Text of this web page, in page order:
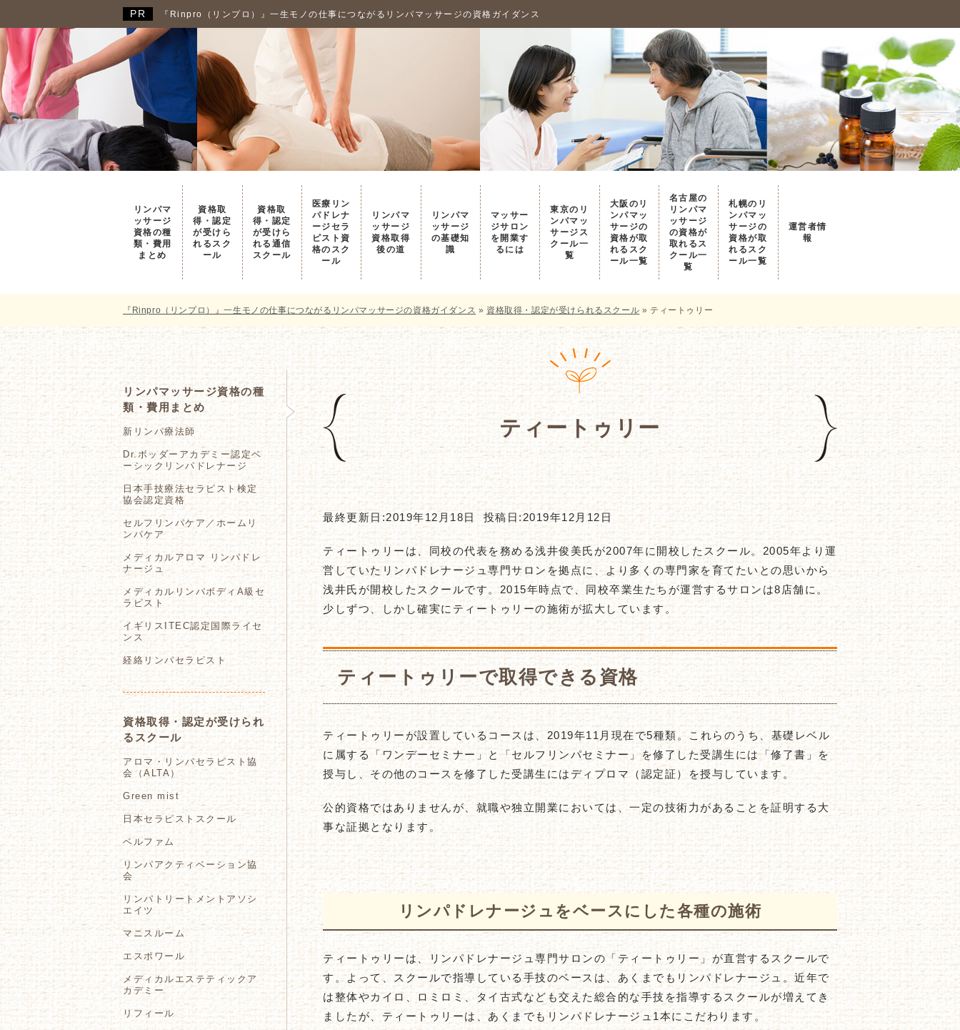
『Rinpro（リンプロ）』一生モノの仕事につながるリンパマッサージの資格ガイダンス
リンパマ
ッサージ
資格の種
類・費用
まとめ
資格取
得・認定
が受けら
れるスク
ール
資格取
得・認定
が受けら
れる通信
スクール
医療リン
パドレナ
ージセラ
ピスト資
格のスク
ール
リンパマ
ッサージ
資格取得
後の道
リンパマ
ッサージ
の基礎知
識
マッサー
ジサロン
を開業す
るには
東京のリ
ンパマッ
サージス
クール一
覧
大阪のリ
ンパマッ
サージの
資格が取
れるスク
ール一覧
名古屋の
リンパマ
ッサージ
の資格が
取れるス
クール一
覧
札幌のリ
ンパマッ
サージの
資格が取
れるスク
ール一覧
運営者情
報
『Rinpro（リンプロ）』一生モノの仕事につながるリンパマッサージの資格ガイダンス » 資格取得・認定が受けられるスクール » ティートゥリー
ティートゥリー
最終更新日:2019年12月18日 投稿日:2019年12月12日
ティートゥリーは、同校の代表を務める浅井俊美氏が2007年に開校したスクール。2005年より運
営していたリンパドレナージュ専門サロンを拠点に、より多くの専門家を育てたいとの思いから
浅井氏が開校したスクールです。2015年時点で、同校卒業生たちが運営するサロンは8店舗に。
少しずつ、しかし確実にティートゥリーの施術が拡大しています。
ティートゥリーで取得できる資格
ティートゥリーが設置しているコースは、2019年11月現在で5種類。これらのうち、基礎レベル
に属する「ワンデーセミナー」と「セルフリンパセミナー」を修了した受講生には「修了書」を
授与し、その他のコースを修了した受講生にはディプロマ（認定証）を授与しています。
公的資格ではありませんが、就職や独立開業においては、一定の技術力があることを証明する大
事な証拠となります。
リンパドレナージュをベースにした各種の施術
ティートゥリーは、リンパドレナージュ専門サロンの「ティートゥリー」が直営するスクールで
す。よって、スクールで指導している手技のベースは、あくまでもリンパドレナージュ。近年で
は整体やカイロ、ロミロミ、タイ古式なども交えた総合的な手技を指導するスクールが増えてき
ましたが、ティートゥリーは、あくまでもリンパドレナージュ1本にこだわります。
リンパマッサージ資格の種
類・費用まとめ
新リンパ療法師
Dr.ボッダーアカデミー認定ベ
ーシックリンパドレナージ
日本手技療法セラピスト検定
協会認定資格
セルフリンパケア／ホームリ
ンパケア
メディカルアロマ リンパドレ
ナージュ
メディカルリンパボディA級セ
ラピスト
イギリスITEC認定国際ライセ
ンス
経絡リンパセラピスト
資格取得・認定が受けられ
るスクール
アロマ・リンパセラピスト協
会（ALTA）
Green mist
日本セラピストスクール
ベルファム
リンパアクティベーション協
会
リンパトリートメントアソシ
エイツ
マニスルーム
エスポワール
メディカルエステティックア
カデミー
リフィール